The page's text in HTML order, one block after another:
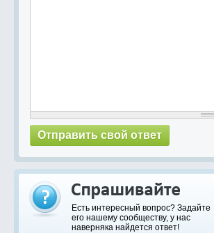
Есть интересный вопрос? Задайте
его нашему сообществу, у нас
наверняка найдется ответ!